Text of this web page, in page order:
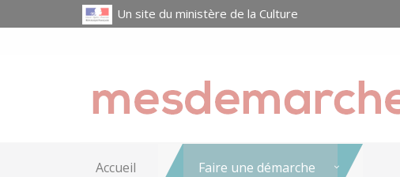
Un site du ministère de la Culture
Accueil Faire une démarche